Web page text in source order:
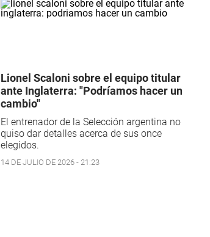
Lionel Scaloni sobre el equipo titular
ante Inglaterra: "Podríamos hacer un
cambio"
El entrenador de la Selección argentina no
quiso dar detalles acerca de sus once
elegidos.
14 DE JULIO DE 2026 - 21:23